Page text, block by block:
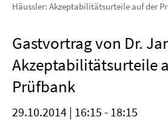
Häussler: Akzeptabilitätsurteile auf der
Gastvortrag von Dr.
Akzeptabilitätsurteile
Prüfbank
29.10.2014 | 16:15 - 18:15